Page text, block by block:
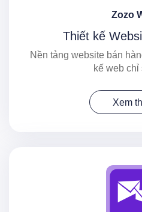
Zozo
Thiết kế
Nền tảng website bán
kế web chỉ
Xem